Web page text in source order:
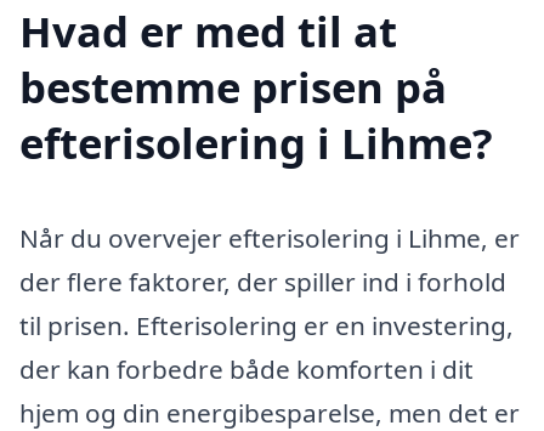
Hvad er med til at
bestemme prisen på
efterisolering i Lihme?
Når du overvejer efterisolering i Lihme, er
der flere faktorer, der spiller ind i forhold
til prisen. Efterisolering er en investering,
der kan forbedre både komforten i dit
hjem og din energibesparelse, men det er